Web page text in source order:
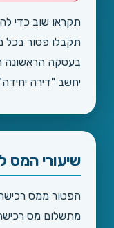
תקראו שוב כדי
תקבלו פטור
בעסקה הראשונה
יחשב "דירה
שיעורי המס
הפטור ממס
מתשלום מס